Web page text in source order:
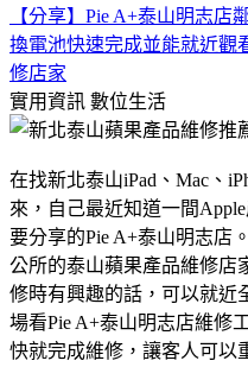
【分享】Pie A+泰山明志
換電池快速完成並能就近觀
修店家
實用資訊 數位生活
在找新北泰山iPad、Mac、
來，自己最近知道一間
要分享的Pie A+泰山明志店
公所的泰山蘋果產品維修店
修時有興趣的話，可以就近
場看Pie A+泰山明志店維修
快就完成維修，讓客人可以